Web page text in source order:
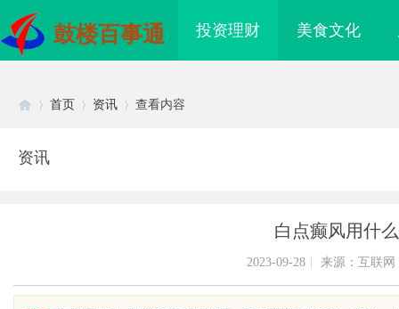
鼓楼百事通 投资理财 美食文化
首页 资讯 查看内容
资讯
白点癫风用什
2023-09-28 来源：互联网